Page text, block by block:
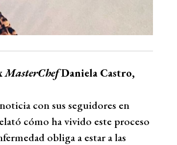
MasterChefDaniela Castro,
con sus seguidores en
cómo ha vivido este proceso
obliga a estar a las